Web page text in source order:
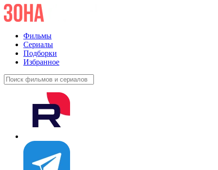
Фильмы
Сериалы
Подборки
Избранное